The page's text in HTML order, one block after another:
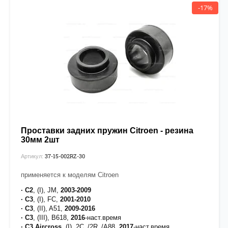
-17%
Проставки задних пружин Citroen - резина
30мм 2шт
Артикул: 37-15-002RZ-30
применяется к моделям Citroen
· C2 , (I), JM,
2003-2009
· C3 , (I), FC, 2001-2010
· C3 , (II), A51, 2009-2016
· C3 , (III), B618, 2016-наст.время